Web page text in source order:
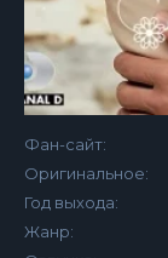
Фан-сайт:
Оригинальное:
Год выхода:
Жанр: